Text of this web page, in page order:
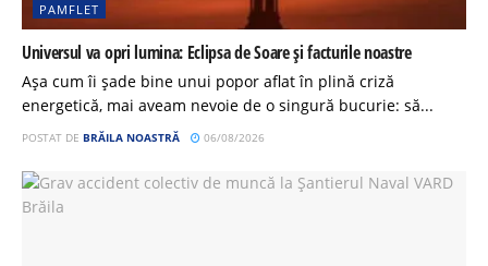
PAMFLET
Universul va opri lumina: Eclipsa de Soare și facturile noastre
Așa cum îi șade bine unui popor aflat în plină criză
energetică, mai aveam nevoie de o singură bucurie: să...
POSTAT DE BRĂILA NOASTRĂ 06/08/2026